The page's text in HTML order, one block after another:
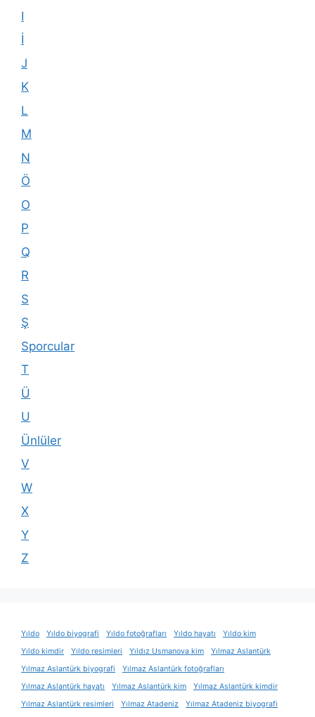
I
İ
J
K
L
M
N
Ö
O
P
Q
R
S
Ş
Sporcular
T
Ü
U
Ünlüler
V
W
X
Y
Z
Yıldo Yıldo biyografi Yıldo fotoğrafları Yıldo hayatı
Yıldo kim
Yıldo kimdir
Yıldo resimleri Yıldız Usmanova kim
Yılmaz Aslantürk
Yılmaz Aslantürk biyografi
Yılmaz Aslantürk fotoğrafları
Yılmaz Aslantürk hayatı
Yılmaz Aslantürk kim
Yılmaz Aslantürk kimdir
Yılmaz Aslantürk resimleri
Yılmaz Atadeniz Yılmaz Atadeniz biyografi